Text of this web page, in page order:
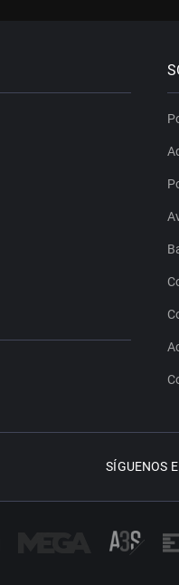
SÍGUENOS